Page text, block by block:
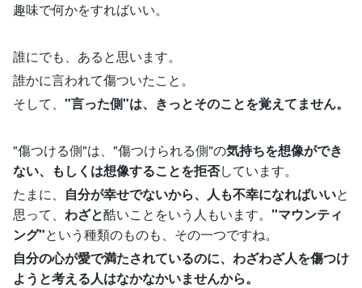
趣味で何かをすればいい。
誰にでも、あると思います。
誰かに言われて傷ついたこと。
そして、 "言った側"は、きっとそのことを覚えてません。
"傷つける側"は、"傷つけられる側"の気持ちを想像ができ
ない、もしくは想像することを拒否しています。
たまに、 自分が幸せでないから、人も不幸になればいいと
思って、 わざと酷いことをいう人もいます。 "マウンティ
ング"という種類のものも、その一つですね。
自分の心が愛で満たされているのに、わざわざ人を傷つけ
ようと考える人はなかなかいませんから。